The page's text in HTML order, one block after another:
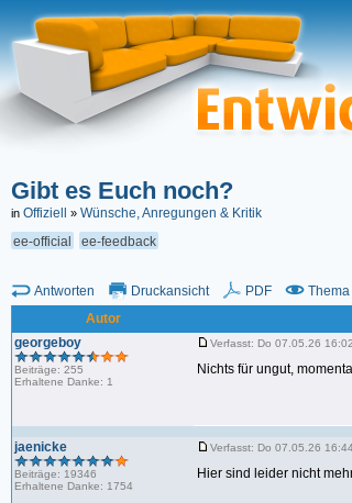
Gibt es Euch noch?
in Offiziell » Wünsche, Anregungen & Kritik
ee-official
ee-feedback
Antworten Druckansicht PDF
Autor
georgeboy
Beiträge: 255
Erhaltene Danke: 1
Verfasst: Do 07.05.26 16:02
Nichts für ungut,
jaenicke
Beiträge: 19346
Erhaltene Danke: 1754
Verfasst: Do 07.05.26 16:44
Hier sind leider nicht